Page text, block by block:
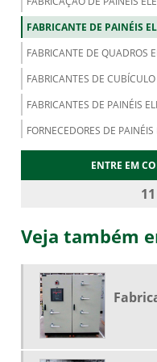
FABRICANTE DE PAINÉIS
FABRICANTE DE QUADROS
FABRICANTES DE
FABRICANTES DE PAINÉIS
FORNECEDORES DE PAINÉIS
MONTAGEM DE PAINÉIS
MONTAGEM DE QUADROS
PAINEL ELÉTRICO INDUSTRIAL
QUADRO DE DISTRIBUIÇÃO
QUADRO ELÉTRICO
ENTRE EM
Veja também